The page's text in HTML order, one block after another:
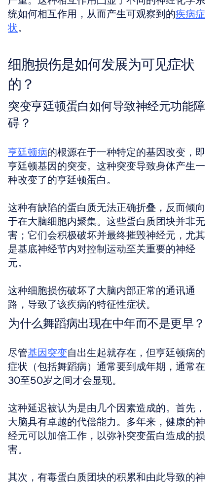
统如何相互作用，从而产生可观察到的疾病症
状。
细胞损伤是如何发展为可见症状
的？
突变亨廷顿蛋白如何导致神经元功能障
碍？
亨廷顿病的根源在于一种特定的基因改变，即
亨廷顿基因的突变。这种突变导致身体产生一
种改变了的亨廷顿蛋白。
这种有缺陷的蛋白质无法正确折叠，反而倾向
于在大脑细胞内聚集。这些蛋白质团块并非无
害；它们会积极破坏并最终摧毁神经元，尤其
是基底神经节内对控制运动至关重要的神经
元。
这种细胞损伤破坏了大脑内部正常的通讯通
路，导致了该疾病的特征性症状。
为什么舞蹈病出现在中年而不是更早？
尽管基因突变自出生起就存在，但亨廷顿病的
症状（包括舞蹈病）通常要到成年期，通常在
30至50岁之间才会显现。
这种延迟被认为是由几个因素造成的。首先，
大脑具有卓越的代偿能力。多年来，健康的神
经元可以加倍工作，以弥补突变蛋白造成的损
害。
其次，有毒蛋白质团块的积累和由此导致的神